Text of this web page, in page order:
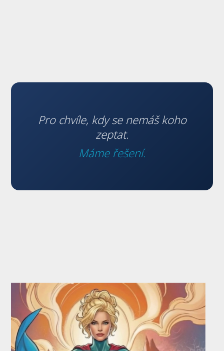
Pro chvíle, kdy se nemáš koho
zeptat.
Máme řešení.